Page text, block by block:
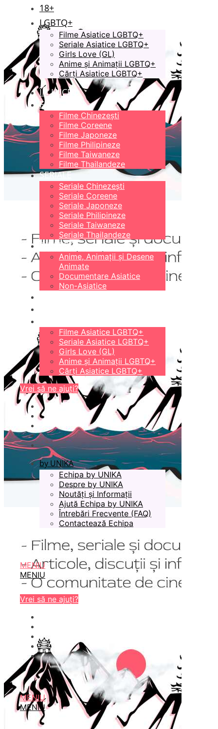
18+
LGBTQ+
Filme Asiatice LGBTQ+
Seriale Asiatice LGBTQ+
Girls Love (GL)
Anime și Animații LGBTQ+
Cărți Asiatice LGBTQ+
ÎN LUCRU
FILME
Filme Chinezești
Filme Coreene
Filme Japoneze
Filme Philipineze
Filme Taiwaneze
Filme Thailandeze
SERIALE
Seriale Chinezești
Seriale Coreene
Seriale Japoneze
Seriale Philipineze
Seriale Taiwaneze
Seriale Thailandeze
DIVERSE
Anime, Animații și Desene
Animate
Documentare Asiatice
Non-Asiatice
Filme Asiatice LGBTQ+
Seriale Asiatice LGBTQ+
Girls Love (GL)
Anime și Animații LGBTQ+
Cărți Asiatice LGBTQ+
Vrei să ne ajuți?
by UNIKA
Echipa by UNIKA
Despre by UNIKA
Noutăți și Informații
Ajută Echipa by UNIKA
Întrebări Frecvente (FAQ)
Contactează Echipa
MENIU
MENIU
Vrei să ne ajuți?
MENIU
MENIU